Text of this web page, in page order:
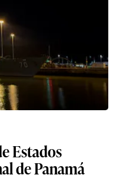
Estados
de Panamá